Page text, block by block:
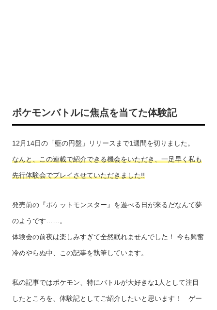
ポケモンバトルに焦点を当てた体験記
12月14日の「藍の円盤」リリースまで1週間を切りました。
なんと、この連載で紹介できる機会をいただき、一足早く私も
先行体験会でプレイさせていただきました!!
発売前の『ポケットモンスター』を遊べる日が来るだなんて夢
のようです……。
体験会の前夜は楽しみすぎて全然眠れませんでした！ 今も興奮
冷めやらぬ中、この記事を執筆しています。
私の記事ではポケモン、特にバトルが大好きな1人として注目
したところを、体験記としてご紹介したいと思います！ ゲー